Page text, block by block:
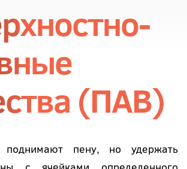
(ПАВ)
поднимают пену, но удержать